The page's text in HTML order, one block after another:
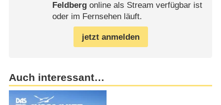
Feldbergonline als Stream verfügbar ist
oder im Fernsehen läuft.
jetzt anmelden
Auch interessant…